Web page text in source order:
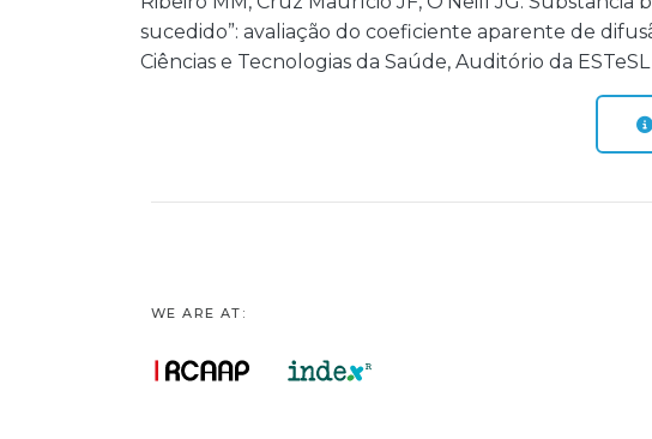
sucedido”: avaliação do coeficiente aparente de
Ciências e Tecnologias da Saúde, Auditório da
WE ARE AT: